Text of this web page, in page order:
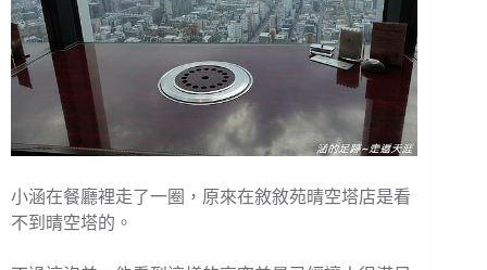
小涵在餐廳裡走了一圈，原來在敘敘苑晴空塔店是看
不到晴空塔的。